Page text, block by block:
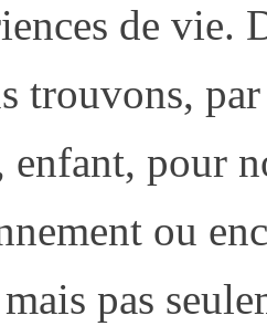
de vie.
trouvons,
enfant, pour
ou
pas